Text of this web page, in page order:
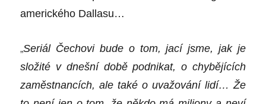
amerického Dallasu…
„Seriál Čechovi bude o tom, jací jsme, jak je
složité v dnešní době podnikat, o chybějících
zaměstnancích, ale takéo uvažování lidí… Že